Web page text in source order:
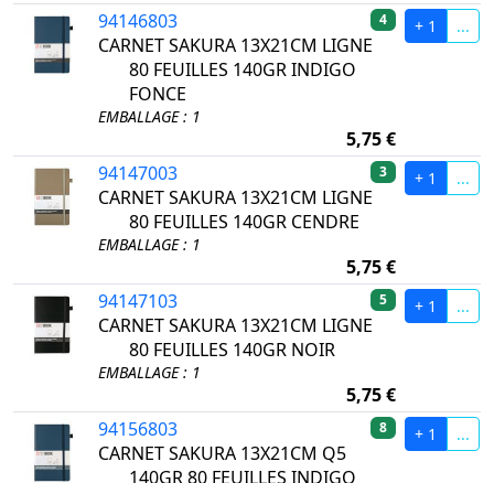
94146803
CARNET SAKURA 13X21CM LIGNE
80 FEUILLES 140GR INDIGO
FONCE
EMBALLAGE : 1
4
5,75 €
+ 1 ...
94147003
CARNET SAKURA 13X21CM LIGNE
80 FEUILLES 140GR CENDRE
EMBALLAGE : 1
3
5,75 €
+ 1 ...
94147103
CARNET SAKURA 13X21CM LIGNE
80 FEUILLES 140GR NOIR
EMBALLAGE : 1
5
5,75 €
+ 1 ...
94156803
CARNET SAKURA 13X21CM Q5
140GR 80 FEUILLES INDIGO
8 + 1 ...